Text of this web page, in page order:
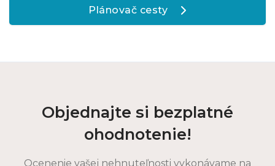
Plánovač cesty 
Objednajte si bezplatné
ohodnotenie!
Ocenenie vašej nehnuteľnosti vykonávame na